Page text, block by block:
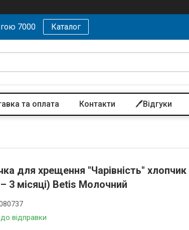
7000 Каталог
та оплата Контакти 🖊️Відгуки
для хрещення "Чарівність" хлопчик
3 місяці) Betis Молочний
відправки